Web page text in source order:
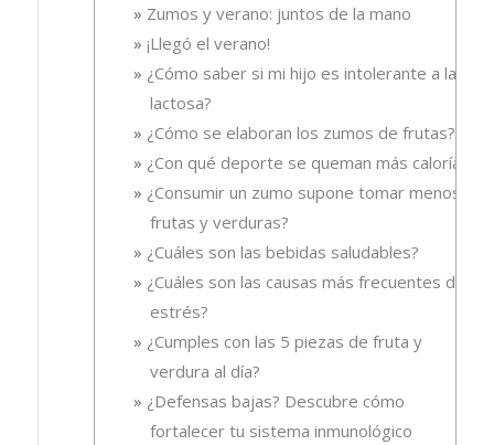
Zumos y verano: juntos de la mano
¡Llegó el verano!
¿Cómo saber si mi hijo es intolerante a la
lactosa?
¿Cómo se elaboran los zumos de frutas?
¿Con qué deporte se queman más calorías?
¿Consumir un zumo supone tomar menos
frutas y verduras?
¿Cuáles son las bebidas saludables?
¿Cuáles son las causas más frecuentes del
estrés?
¿Cumples con las 5 piezas de fruta y
verdura al día?
¿Defensas bajas? Descubre cómo
fortalecer tu sistema inmunológico